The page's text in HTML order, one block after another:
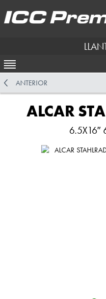
ACTIVAR NAVEGACIÓN
ANTERIOR
ALCAR